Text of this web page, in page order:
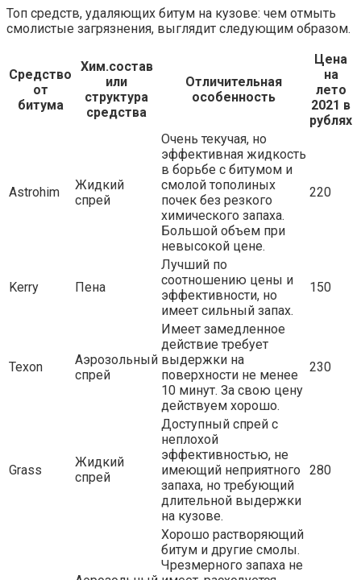
Топ средств, удаляющих битум на кузове: чем отмыть
смолистые загрязнения, выглядит следующим образом.
Средство
от
битума
Хим.состав
или
структура
средства
Отличительная
особенность
Цена
на
лето
2021 в
рублях
Astrohim
Жидкий
спрей
Очень текучая, но
эффективная жидкость
в борьбе с битумом и
смолой тополиных
почек без резкого
химического запаха.
Большой объем при
невысокой цене.
220
Kerry Пена
Лучший по
соотношению цены и
эффективности, но
имеет сильный запах.
150
Texon
Аэрозольный
спрей
Имеет замедленное
действие требует
выдержки на
поверхности не менее
10 минут. За свою цену
действуем хорошо.
230
Grass
Жидкий
спрей
Доступный спрей с
неплохой
эффективностью, не
имеющий неприятного
запаха, но требующий
длительной выдержки
на кузове.
280
Хорошо растворяющий
битум и другие смолы.
Чрезмерного запаха не